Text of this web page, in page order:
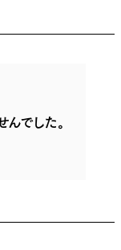
でした。